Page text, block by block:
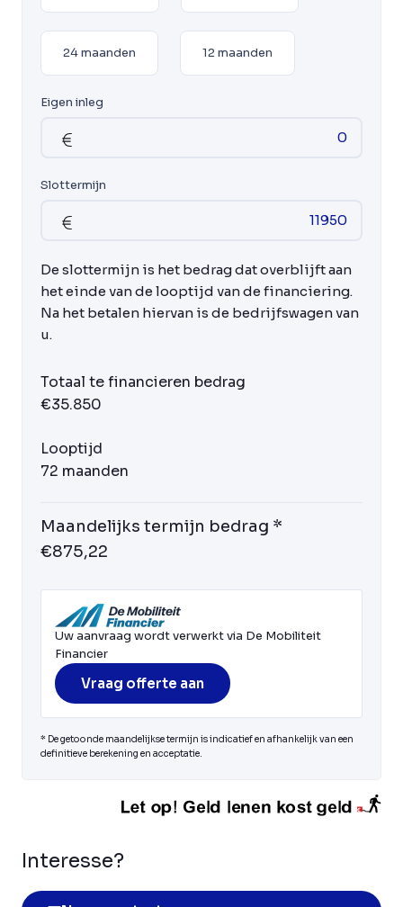
24 maanden 12 maanden
Eigen inleg
Slottermijn
De slottermijn is het bedrag dat overblijft aan
het einde van de looptijd van de financiering.
Na het betalen hiervan is de bedrijfswagen van
u.
Totaal te financieren bedrag
€35.850
Looptijd
72 maanden
Maandelijks termijn bedrag *
€875,22
Uw aanvraag wordt verwerkt via De Mobiliteit
Financier
Vraag offerte aan
* De getoonde maandelijkse termijn is indicatief en afhankelijk van een
definitieve berekening en acceptatie.
Interesse?